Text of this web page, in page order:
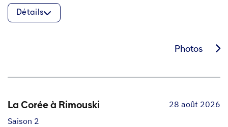
Détails
Photos
La Corée à Rimouski
28 août 2026
Saison 2